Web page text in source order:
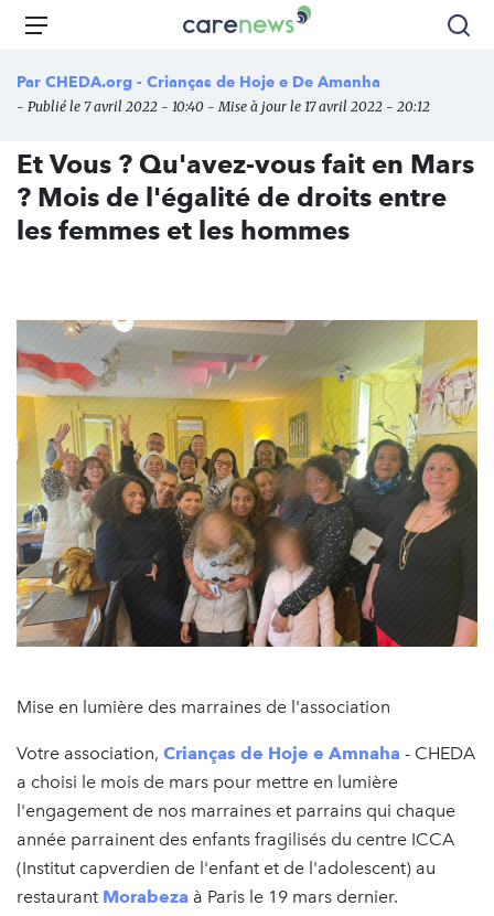
Aller
principal
Carenews,
média
des
de
l'engagement
Menu
Par CHEDA.org - Crianças de Hoje e De Amanha
- Publié le 7 avril 2022 - 10:40 - Mise à jour le 17 avril 2022 - 20:12
Et Vous ? Qu'avez-vous fait en Mars
? Mois de l'égalité de droits entre
les femmes et les hommes
Mise en lumière des marraines de l'association
Votre association, Crianças de Hoje e Amnaha - CHEDA
a choisi le mois de mars pour mettre en lumière
l'engagement de nos marraines et parrains qui chaque
année parrainent des enfants fragilisés du centre ICCA
(Institut capverdien de l'enfant et de l'adolescent) au
restaurant Morabeza à Paris le 19 mars dernier.